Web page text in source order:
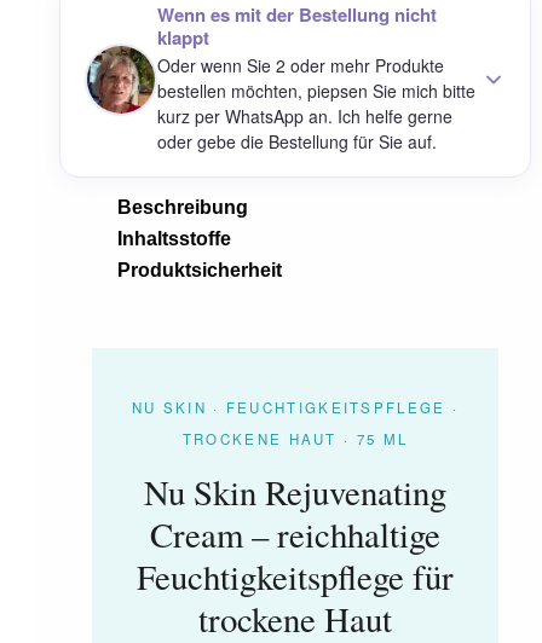
Wenn es mit der Bestellung nicht
klappt
Oder wenn Sie 2 oder mehr Produkte
bestellen möchten, piepsen Sie mich bitte
kurz per WhatsApp an. Ich helfe gerne
oder gebe die Bestellung für Sie auf.
Beschreibung
Inhaltsstoffe
Produktsicherheit
NU SKIN · FEUCHTIGKEITSPFLEGE ·
TROCKENE HAUT · 75 ML
Nu Skin Rejuvenating
Cream – reichhaltige
Feuchtigkeitspflege für
trockene Haut